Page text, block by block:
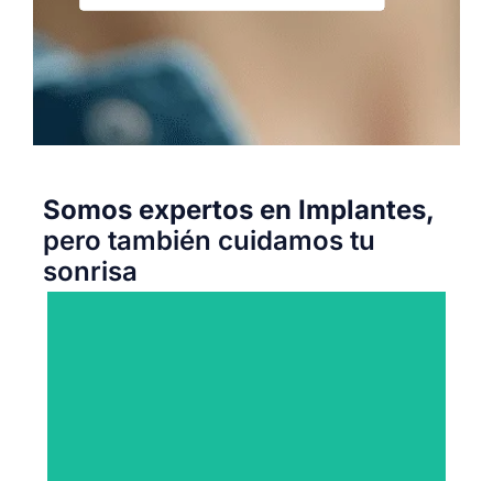
Somos expertos en Implantes,
pero también cuidamos tu
sonrisa